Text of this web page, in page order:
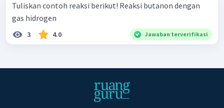
Tuliskan contoh reaksi berikut! Reaksi butanon dengan
gas hidrogen
3 4.0 Jawaban terverifikasi